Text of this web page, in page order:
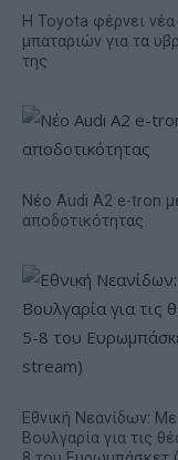
Η Toyota φέρνει νέα
μπαταριών για τα
της
Νέο Audi A2 e-tron
αποδοτικότητας
Εθνική Νεανίδων:
Βουλγαρία για τις